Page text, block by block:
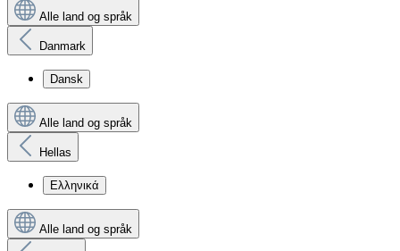
Alle land og språk
Danmark
Dansk
Alle land og språk
Hellas
Ελληνικά
Alle land og språk